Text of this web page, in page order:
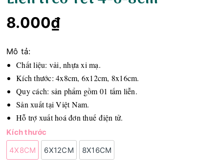
8.000₫
Mô tả:
Chất liệu: vải, nhựa xi mạ.
Kích thước: 4x8cm, 6x12cm, 8x16cm.
Quy cách: sản phẩm gồm 01 tấm liễn.
Sản xuất tại Việt Nam.
Hỗ trợ xuất hoá đơn thuế điện tử.
Kích thước
4X8CM
6X12CM 8X16CM